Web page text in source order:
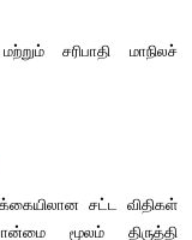
சட்டமன்றங்களால்
திருப்பி